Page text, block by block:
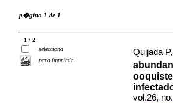
p�gina 1 de 1
1 / 2
selecciona
para imprimir
Quijada
vol.26,